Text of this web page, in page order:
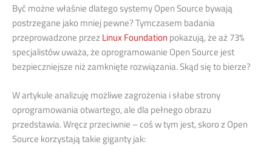
Być możne właśnie dlatego systemy Open Source bywają
postrzegane jako mniej pewne? Tymczasem badania
przeprowadzone przezLinux Foundation pokazują, że aż 73%
specjalistów uważa, że oprogramowanie Open Source jest
bezpieczniejsze niż zamknięte rozwiązania. Skąd się to bierze?
W artykule analizuję możliwe zagrożenia i słabe strony
oprogramowania otwartego, ale dla pełnego obrazu
przedstawia. Wręcz przeciwnie – coś w tym jest, skoro z Open
Source korzystają takie giganty jak: